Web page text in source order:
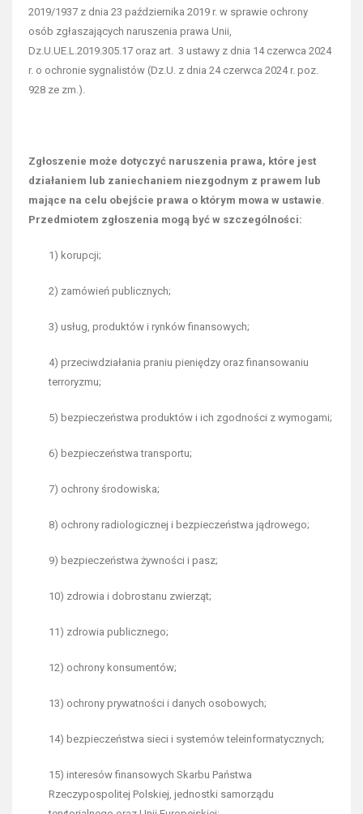
2019/1937 z dnia 23 października 2019 r. w sprawie ochrony
osób zgłaszających naruszenia prawa Unii,
Dz.U.UE.L.2019.305.17 oraz art. 3 ustawy z dnia 14 czerwca 2024
r. o ochronie sygnalistów (Dz.U. z dnia 24 czerwca 2024 r. poz.
928 ze zm.).
Zgłoszenie może dotyczyć naruszenia prawa, które jest
działaniem lub zaniechaniem niezgodnym z prawem lub
mające na celu obejście prawa o którym mowa w ustawie.
Przedmiotem zgłoszenia mogą być w szczególności:
1) korupcji;
2) zamówień publicznych;
3) usług, produktów i rynków finansowych;
4) przeciwdziałania praniu pieniędzy oraz finansowaniu
terroryzmu;
5) bezpieczeństwa produktów i ich zgodności z wymogami;
6) bezpieczeństwa transportu;
7) ochrony środowiska;
8) ochrony radiologicznej i bezpieczeństwa jądrowego;
9) bezpieczeństwa żywności i pasz;
10) zdrowia i dobrostanu zwierząt;
11) zdrowia publicznego;
12) ochrony konsumentów;
13) ochrony prywatności i danych osobowych;
14) bezpieczeństwa sieci i systemów teleinformatycznych;
15) interesów finansowych Skarbu Państwa
Rzeczypospolitej Polskiej, jednostki samorządu